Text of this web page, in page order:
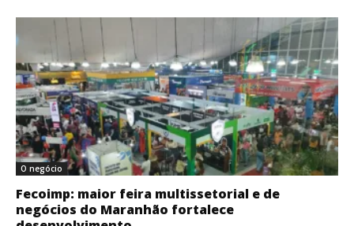
O negócio
Fecoimp: maior feira multissetorial e de
negócios do Maranhão fortalece